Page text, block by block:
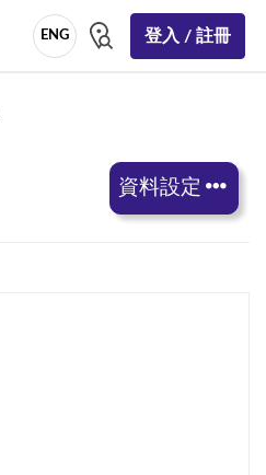
ENG 登入 / 註冊
資料設定